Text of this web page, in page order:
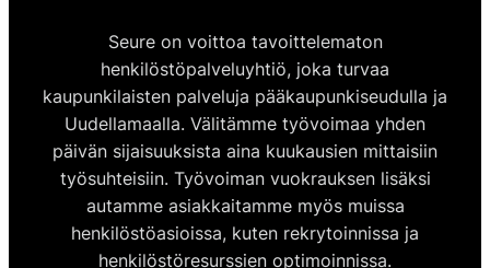
Seure on voittoa tavoittelematon
henkilöstöpalveluyhtiö, joka turvaa
kaupunkilaisten palveluja pääkaupunkiseudulla ja
Uudellamaalla. Välitämme työvoimaa yhden
päivän sijaisuuksista aina kuukausien mittaisiin
työsuhteisiin. Työvoiman vuokrauksen lisäksi
autamme asiakkaitamme myös muissa
henkilöstöasioissa, kuten rekrytoinnissa ja
henkilöstöresurssien optimoinnissa.